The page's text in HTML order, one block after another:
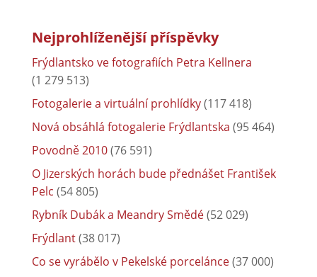
Nejprohlíženější příspěvky
Frýdlantsko ve fotografiích Petra Kellnera
(1 279 513)
Fotogalerie a virtuální prohlídky(117 418)
Nová obsáhlá fotogalerie Frýdlantska (95 464)
Povodně 2010(76 591)
O Jizerských horách bude přednášet František
Pelc (54 805)
Rybník Dubák a Meandry Smědé(52 029)
Frýdlant(38 017)
Co se vyrábělo v Pekelské porcelánce(37 000)